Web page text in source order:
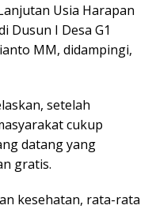
Usia Harapan
Dusun I Desa G1
MM, didampingi,
setelah
cukup
datang yang
gratis.
kesehatan, rata-rata